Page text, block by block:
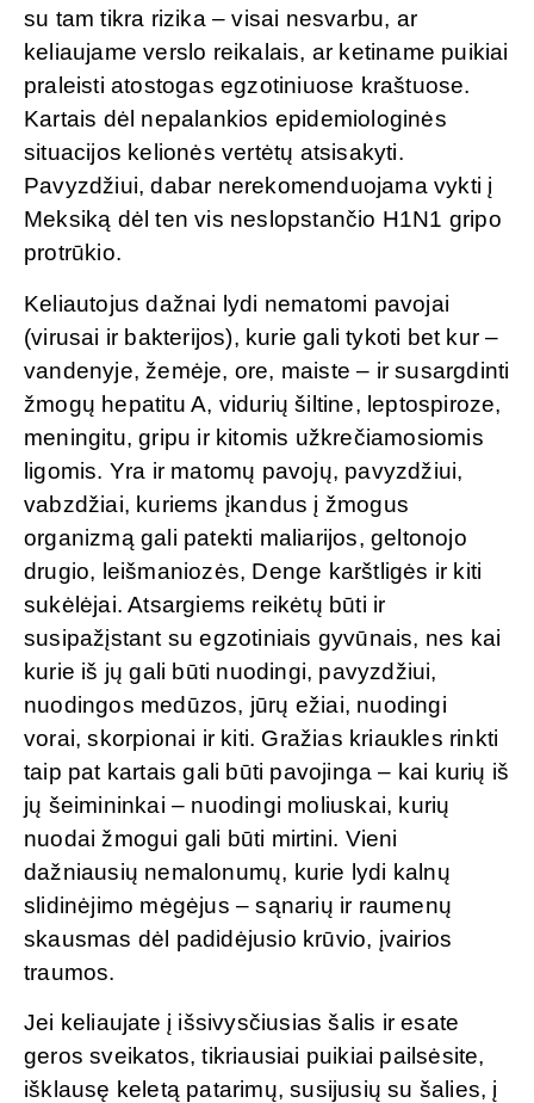
su tam tikra rizika – visai nesvarbu, ar
keliaujame verslo reikalais, ar ketiname puikiai
praleisti atostogas egzotiniuose kraštuose.
Kartais dėl nepalankios epidemiologinės
situacijos kelionės vertėtų atsisakyti.
Pavyzdžiui, dabar nerekomenduojama vykti į
Meksiką dėl ten vis neslopstančio H1N1 gripo
protrūkio.
Keliautojus dažnai lydi nematomi pavojai
(virusai ir bakterijos), kurie gali tykoti bet kur –
vandenyje, žemėje, ore, maiste – ir susargdinti
žmogų hepatitu A, vidurių šiltine, leptospiroze,
meningitu, gripu ir kitomis užkrečiamosiomis
ligomis. Yra ir matomų pavojų, pavyzdžiui,
vabzdžiai, kuriems įkandus į žmogus
organizmą gali patekti maliarijos, geltonojo
drugio, leišmaniozės, Denge karštligės ir kiti
sukėlėjai. Atsargiems reikėtų būti ir
susipažįstant su egzotiniais gyvūnais, nes kai
kurie iš jų gali būti nuodingi, pavyzdžiui,
nuodingos medūzos, jūrų ežiai, nuodingi
vorai, skorpionai ir kiti. Gražias kriaukles rinkti
taip pat kartais gali būti pavojinga – kai kurių iš
jų šeimininkai – nuodingi moliuskai, kurių
nuodai žmogui gali būti mirtini. Vieni
dažniausių nemalonumų, kurie lydi kalnų
slidinėjimo mėgėjus – sąnarių ir raumenų
skausmas dėl padidėjusio krūvio, įvairios
traumos.
Jei keliaujate į išsivysčiusias šalis ir esate
geros sveikatos, tikriausiai puikiai pailsėsite,
išklausę keletą patarimų, susijusių su šalies, į